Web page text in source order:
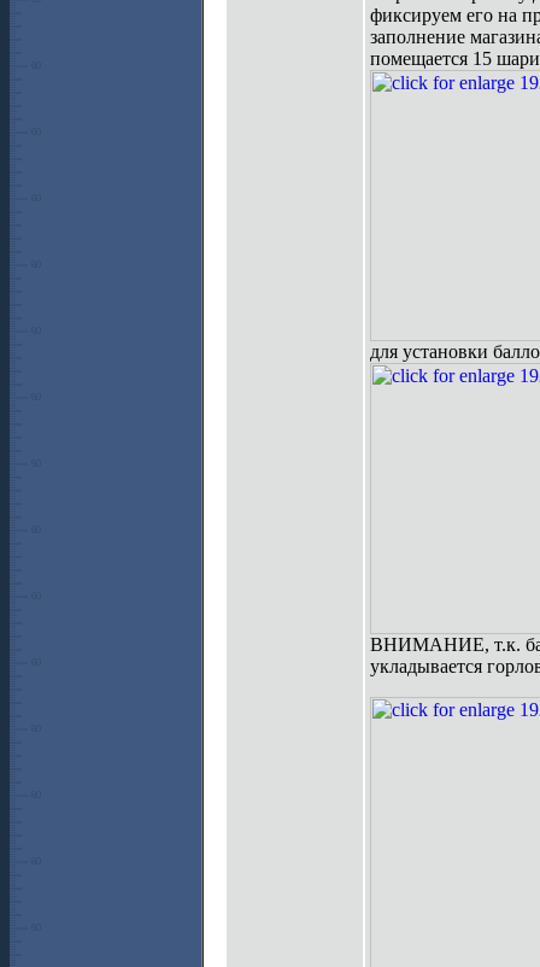
фиксируем его на
заполнение
помещается 15
для установки
ВНИМАНИЕ, т.к.
укладывается